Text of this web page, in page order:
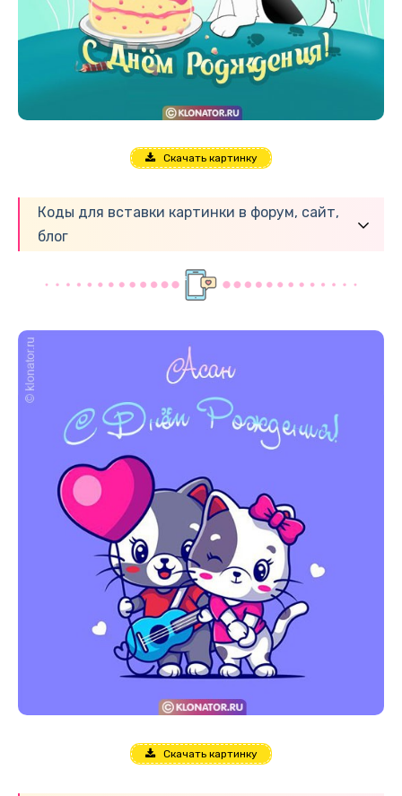
Скачать картинку
Коды для вставки картинки в форум, сайт,
блог
Скачать картинку